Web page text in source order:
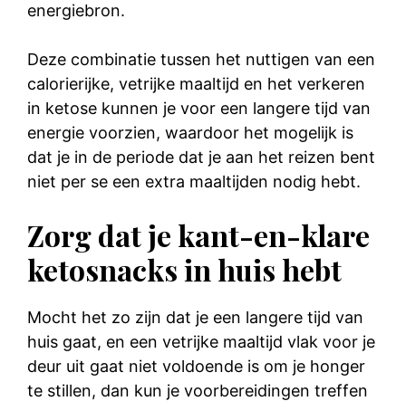
energiebron.
Deze combinatie tussen het nuttigen van een
calorierijke, vetrijke maaltijd en het verkeren
in ketose kunnen je voor een langere tijd van
energie voorzien, waardoor het mogelijk is
dat je in de periode dat je aan het reizen bent
niet per se een extra maaltijden nodig hebt.
Zorg dat je kant-en-klare
ketosnacks in huis hebt
Mocht het zo zijn dat je een langere tijd van
huis gaat, en een vetrijke maaltijd vlak voor je
deur uit gaat niet voldoende is om je honger
te stillen, dan kun je voorbereidingen treffen